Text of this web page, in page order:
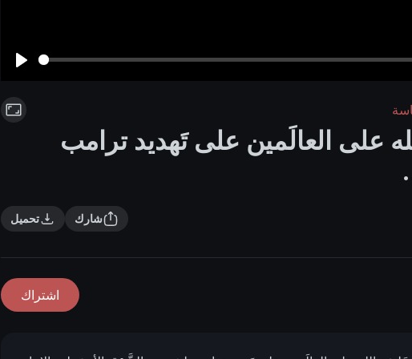
l
a
على العالَمين على تَهديد ترامب
شارك تحميل
اشتراك